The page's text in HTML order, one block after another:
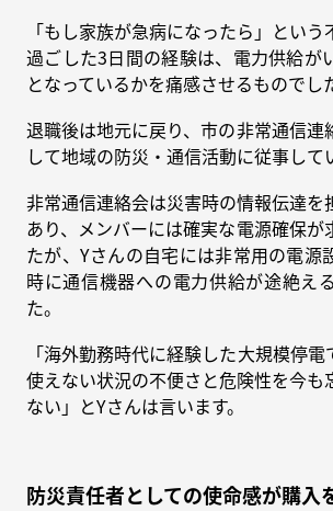
「もし家族が急病になったら」とい
過ごした3日間の経験は、電力供給が
となっているかを痛感させるものでし
退職後は地元に戻り、市の非常通信連
して地域の防災・通信活動に従事して
非常通信連絡会は災害時の情報伝達を
あり、メンバーには確実な電源確保が
たが、Yさんの自宅には非常用の電源
時に通信機器への電力供給が途絶え
た。
「海外勤務時代に経験した大規模停
使えない状況の不便さと危険性を今も
ない」とYさんは言います。
防災責任者としての使命感が購入